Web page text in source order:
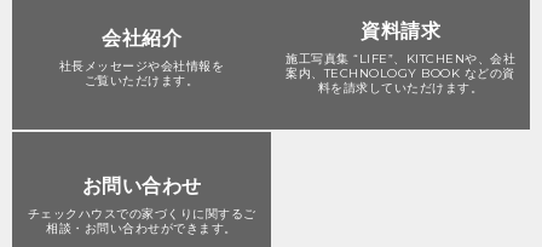
会社紹介
社長メッセージや会社情報を
ご覧いただけます。
資料請求
施工写真集 “LIFE”、KITCHENや、会社
案内、TECHNOLOGY BOOK などの資
料を請求していただけます。
お問い合わせ
チェックハウスでの家づくりに関する ご
相談・お問い合わせができます。